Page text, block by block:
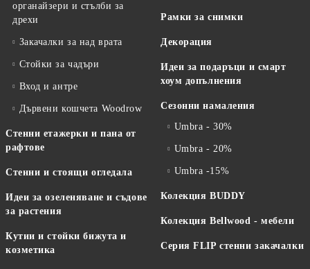
органайзери и стълби за
дрехи
Закачалки за над врата
Стойки за чадъри
Вход и антре
Дървени кошчета Woodrow
Стенни етажерки и пана от
рафтове
Стенни и стоящи огледала
Идеи за озеленяване и съдове
за растения
Кутии и стойки бижута и
козметика
Рамки за снимки
Декорация
Идеи за подаръци и смарт
хоум допълнения
Сезонни намаления
Umbra - 30%
Umbra - 20%
Umbra -15%
Колекция BUDDY
Колекция Bellwood - мебели
Серия FLIP стенни закачалки